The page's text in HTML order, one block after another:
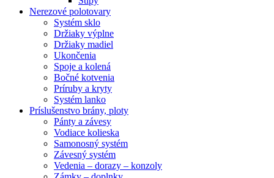
Nerezové polotovary
Systém sklo
Držiaky výplne
Držiaky madiel
Ukončenia
Spoje a kolená
Bočné kotvenia
Príruby a kryty
Systém lanko
Príslušenstvo brány, ploty
Pánty a závesy
Vodiace kolieska
Samonosný systém
Závesný systém
Vedenia – dorazy – konzoly